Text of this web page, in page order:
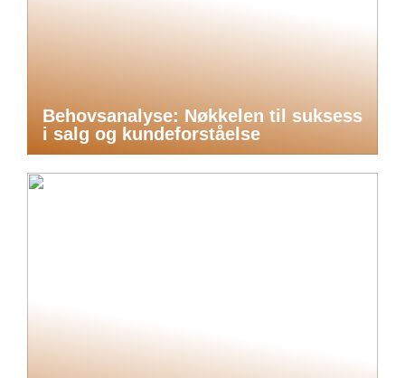
Behovsanalyse: Nøkkelen til suksess
i salg og kundeforståelse